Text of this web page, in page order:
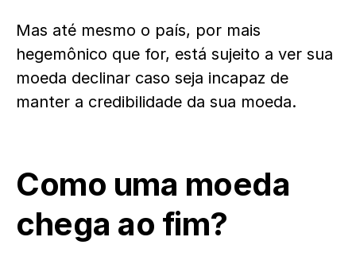
Mas até mesmo o país, por mais
hegemônico que for, está sujeito a ver sua
moeda declinar caso seja incapaz de
manter a credibilidade da sua moeda.
Como uma moeda
chega ao fim?